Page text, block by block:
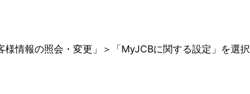
様情報の照会・変更」＞「MyJCBに関する設定」を選択